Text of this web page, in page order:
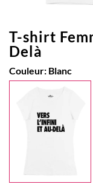
T-shirt
Delà
Couleur: Blanc